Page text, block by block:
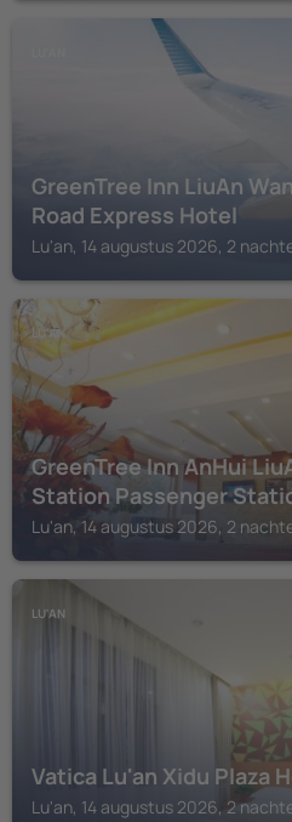
GreenTree Inn LiuAn
Road Express Hotel
Lu'an, 14 augustus 2026, 2
LU'AN
GreenTree Inn AnHui
Station Passenger
Lu'an, 14 augustus 2026, 2
LU'AN
Vatica Lu'an Xidu Plaza
Lu'an, 14 augustus 2026, 2